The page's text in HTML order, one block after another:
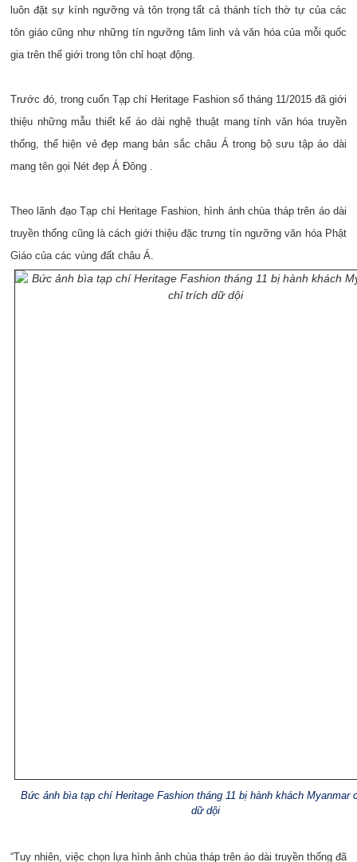
luôn đặt sự kính ngưỡng và tôn trọng tất cả thánh tích thờ tự của các
tôn giáo cũng như những tín ngưỡng tâm linh và văn hóa của mỗi quốc
gia trên thế giới trong tôn chỉ hoạt động.
Trước đó, trong cuốn Tạp chí Heritage Fashion số tháng 11/2015 đã giới
thiệu những mẫu thiết kế áo dài nghệ thuật mang tính văn hóa truyền
thống, thể hiện vẻ đẹp mang bản sắc châu Á trong bộ sưu tập áo dài
mang tên gọi Nét đẹp Á Đông .
Theo lãnh đạo Tạp chí Heritage Fashion, hình ảnh chùa tháp trên áo dài
truyền thống cũng là cách giới thiệu đặc trưng tín ngưỡng văn hóa Phật
Giáo của các vùng đất châu Á.
Bức ảnh bìa tạp chí Heritage Fashion tháng 11 bị hành khách Myanmar
dữ dội
“Tuy nhiên, việc chọn lựa hình ảnh chùa tháp trên áo dài truyền thống đã